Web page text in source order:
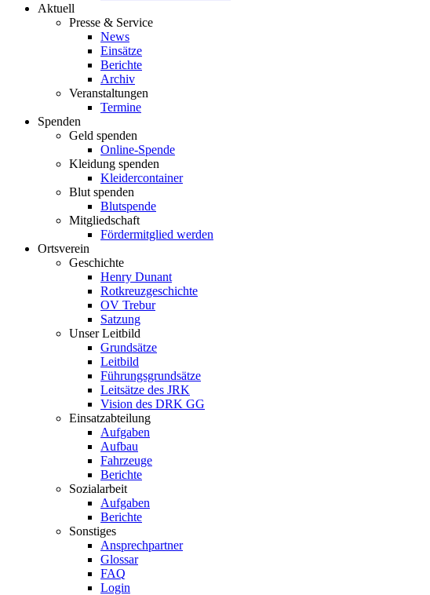
Aktuell
Presse & Service
News
Einsätze
Berichte
Archiv
Veranstaltungen
Termine
Spenden
Geld spenden
Online-Spende
Kleidung spenden
Kleidercontainer
Blut spenden
Blutspende
Mitgliedschaft
Fördermitglied werden
Ortsverein
Geschichte
Henry Dunant
Rotkreuzgeschichte
OV Trebur
Satzung
Unser Leitbild
Grundsätze
Leitbild
Führungsgrundsätze
Leitsätze des JRK
Vision des DRK GG
Einsatzabteilung
Aufgaben
Aufbau
Fahrzeuge
Berichte
Sozialarbeit
Aufgaben
Berichte
Sonstiges
Ansprechpartner
Glossar
FAQ
Login